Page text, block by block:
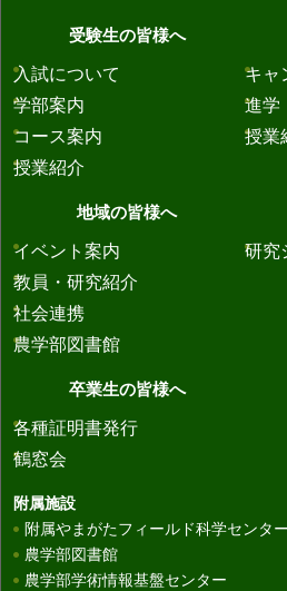
受験生の皆様へ
入試について
学部案内
コース案内
授業紹介
キャ
進学
授業
地域の皆様へ
イベント案内
教員・研究紹介
社会連携
農学部図書館
研究
卒業生の皆様へ
各種証明書発行
鶴窓会
附属施設
附属やまがたフィールド科学センター
農学部図書館
農学部学術情報基盤センター